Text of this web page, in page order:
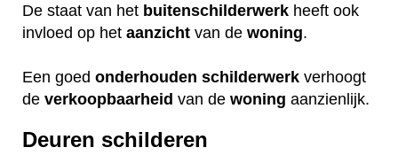
De staat van het buitenschilderwerk heeft ook
invloed op het aanzicht van de woning.
Een goed onderhouden schilderwerk verhoogt
de verkoopbaarheid van de woning aanzienlijk.
Deuren schilderen